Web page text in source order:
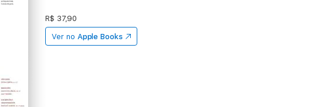
R$ 37,90
Ver no Apple Books